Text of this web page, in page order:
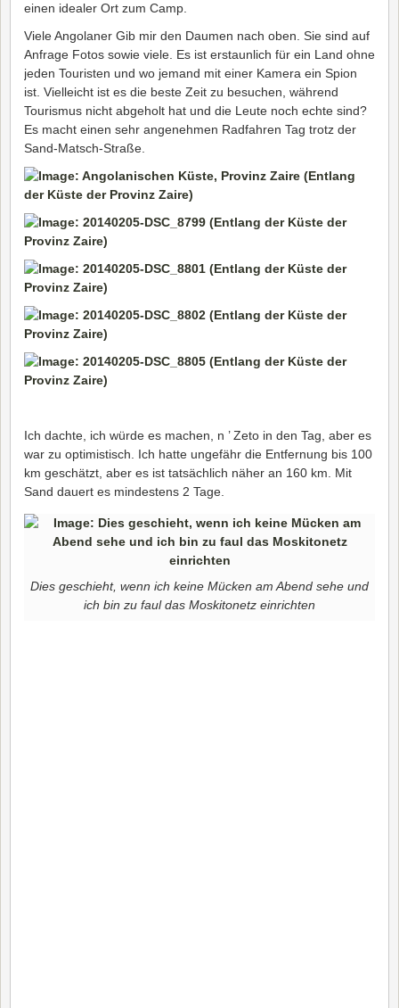
einen idealer Ort zum Camp.
Viele Angolaner Gib mir den Daumen nach oben. Sie sind auf
Anfrage Fotos sowie viele. Es ist erstaunlich für ein Land ohne
jeden Touristen und wo jemand mit einer Kamera ein Spion
ist. Vielleicht ist es die beste Zeit zu besuchen, während
Tourismus nicht abgeholt hat und die Leute noch echte sind?
Es macht einen sehr angenehmen Radfahren Tag trotz der
Sand-Matsch-Straße.
Ich dachte, ich würde es machen, n ’ Zeto in den Tag, aber es
war zu optimistisch. Ich hatte ungefähr die Entfernung bis 100
km geschätzt, aber es ist tatsächlich näher an 160 km. Mit
Sand dauert es mindestens 2 Tage.
Dies geschieht, wenn ich keine Mücken am Abend sehe und
ich bin zu faul das Moskitonetz einrichten